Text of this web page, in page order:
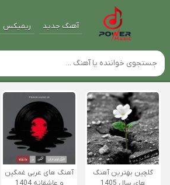
آهنگ جدید ریمیکس
گلچین بهترین آهنگ
آهنگ های عربی غمگین